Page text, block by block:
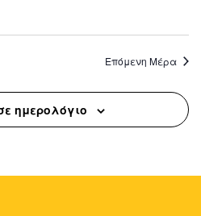
Επόμενη Μέρα
ημερολόγιο